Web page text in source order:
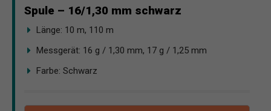
Spule – 16/1,30 mm schwarz
Länge: 10 m, 110 m
Messgerät: 16 g / 1,30 mm, 17 g / 1,25 mm
Farbe: Schwarz